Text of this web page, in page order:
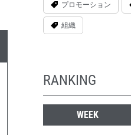
プロモーション
組織
RANKING
WEEK